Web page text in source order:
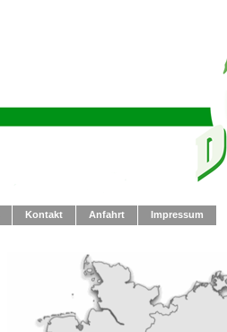
Kontakt Anfahrt Impressum